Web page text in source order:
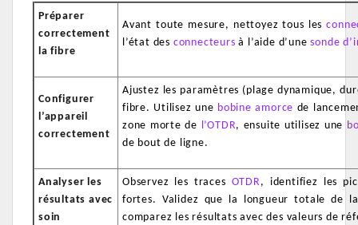
Préparer
correctement
la fibre
Avant toute mesure, nettoyez tous les
l’état des connecteurs à l’aide d’unesonde
Configurer
l’appareil
correctement
Ajustez les paramètres (plage dynamique,
fibre. Utilisez une bobine amorce de
zone morte de l’OTDR, ensuite utilisez une b
de bout de ligne.
Analyser les
résultats avec
soin
Observez les traces OTDR, identifiez les
fortes. Validez que la longueur totale de
comparez les résultats avec des valeurs de